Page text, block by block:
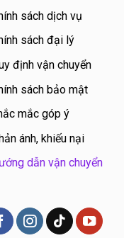
sách dịch vụ
sách đại lý
định vận chuyển
sách bảo mật
mắc góp ý
ánh, khiếu nại
dẫn vận chuyển